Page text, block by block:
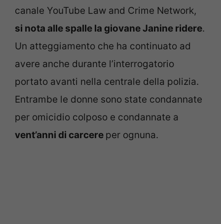
canale YouTube Law and Crime Network,
si nota alle spalle la giovane Janine ridere.
Un atteggiamento che ha continuato ad
avere anche durante l’interrogatorio
portato avanti nella centrale della polizia.
Entrambe le donne sono state condannate
per omicidio colposo e condannate a
vent’anni di carcere per ognuna.